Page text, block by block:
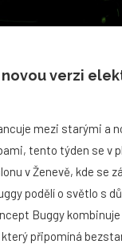
verzi
mezi starými a
tento týden se v
v Ženevě, kde se
podělí o světlo s
Buggy
připomíná